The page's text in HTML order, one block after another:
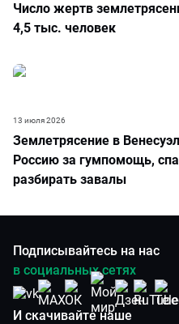
Число жертв
4,5 тыс. человек
Землетрясение в
Россию за гумпомощь,
разбирать завалы
13 июля 2026
Подписывайтесь на нас
в социальных сетях
И скачивайте наше